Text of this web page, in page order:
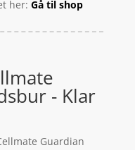
her: Gå til shop
- Klar
Guardian